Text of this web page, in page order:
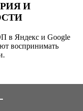
И
в Яндекс и Google
воспринимать